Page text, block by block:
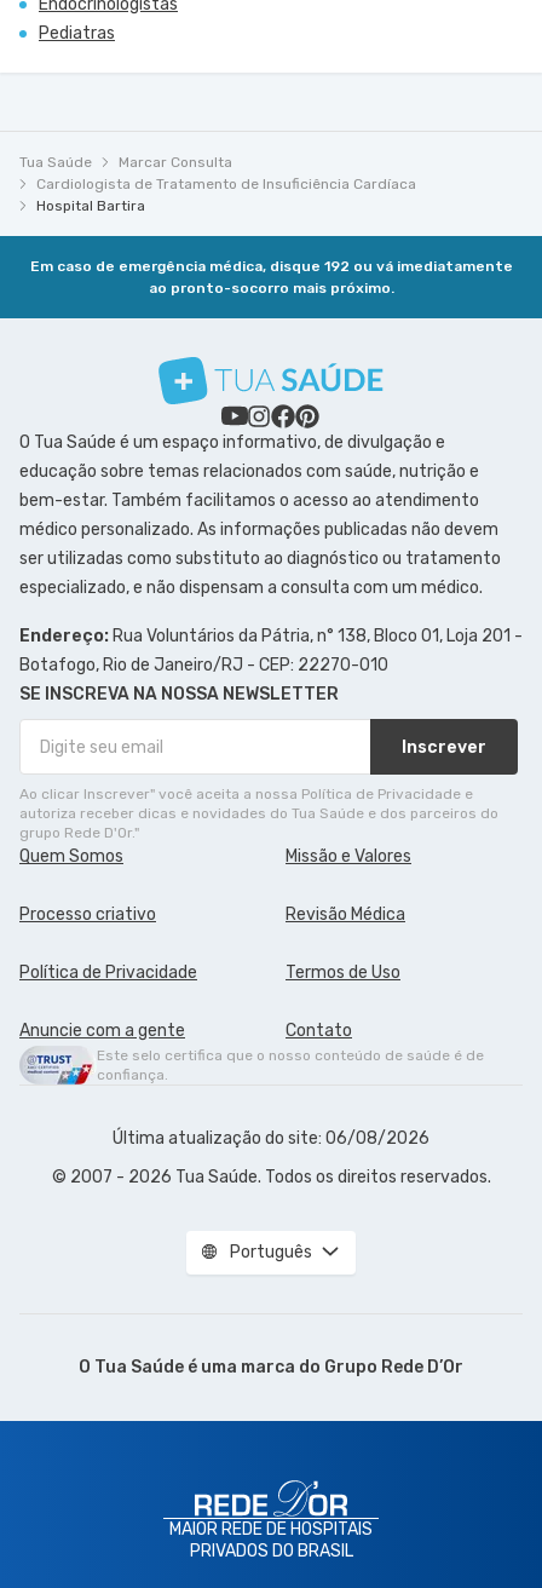
Endocrinologistas
Pediatras
Tua Saúde
Marcar Consulta
Cardiologista de Tratamento de Insuficiência Cardíaca
Hospital Bartira
Em caso de emergência médica, disque 192 ou vá imediatamente
ao pronto-socorro mais próximo.
O Tua Saúde é um espaço informativo, de divulgação e
educação sobre temas relacionados com saúde, nutrição e
bem-estar. Também facilitamos o acesso ao atendimento
médico personalizado. As informações publicadas não devem
ser utilizadas como substituto ao diagnóstico ou tratamento
especializado, e não dispensam a consulta com um médico.
Endereço: Rua Voluntários da Pátria, n° 138, Bloco 01, Loja 201 -
Botafogo, Rio de Janeiro/RJ - CEP: 22270-010
SE INSCREVA NA NOSSA NEWSLETTER
Inscrever
Ao clicar Inscrever" você aceita a nossa Política de Privacidade e
autoriza receber dicas e novidades do Tua Saúde e dos parceiros do
grupo Rede D'Or."
Quem Somos Missão e Valores
Processo criativo Revisão Médica
Política de Privacidade Termos de Uso
Anuncie com a gente Contato
Este selo certifica que o nosso conteúdo de saúde é de
confiança.
Última atualização do site: 06/08/2026
© 2007 - 2026 Tua Saúde. Todos os direitos reservados.
Português
O Tua Saúde é uma marca do Grupo Rede D’Or
MAIOR REDE DE HOSPITAIS
PRIVADOS DO BRASIL